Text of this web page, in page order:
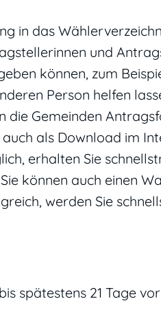
in das
und
können, zum
Person helfen
die Gemeinden
als Download im
erhalten Sie
Sie können auch einen
werden Sie
spätestens 21 Tage